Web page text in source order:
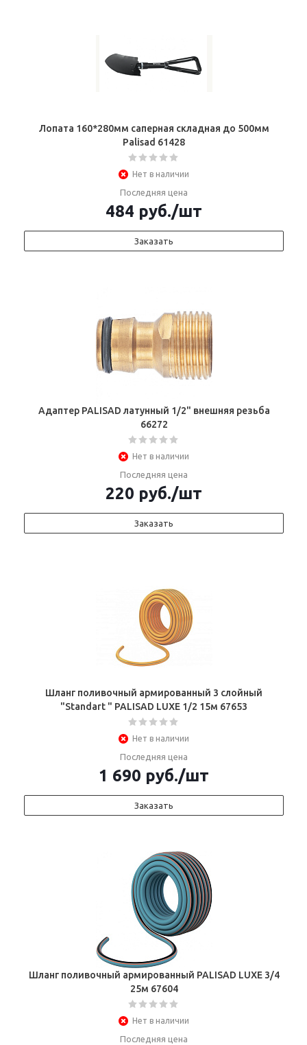
Лопата 160*280мм саперная складная до 500мм
Palisad 61428
Нет в наличии
Последняя цена
484 руб./шт
Заказать
Адаптер PALISAD латунный 1/2" внешняя резьба
66272
Нет в наличии
Последняя цена
220 руб./шт
Заказать
Шланг поливочный армированный 3 слойный
"Standart " PALISAD LUXE 1/2 15м 67653
Нет в наличии
Последняя цена
1 690 руб./шт
Заказать
Шланг поливочный армированный PALISAD LUXE 3/4
25м 67604
Нет в наличии
Последняя цена